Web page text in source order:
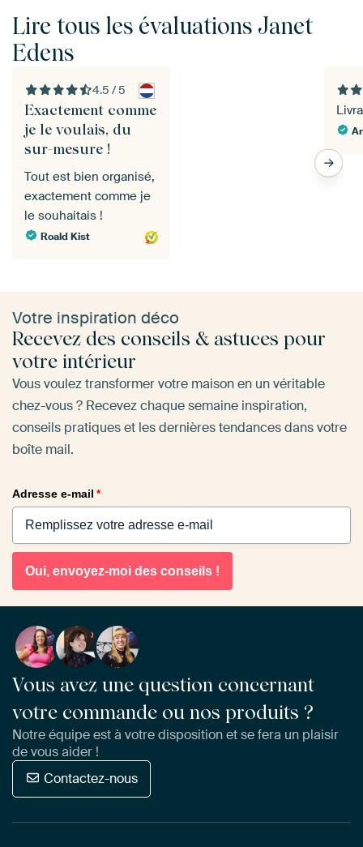
Lire tous les évaluations Janet
Edens
4.5 / 5
Exactement comme
je le voulais, du
sur-mesure !
Tout est bien organisé,
exactement comme je
le souhaitais !
Roald Kist
Votre inspiration déco
Recevez des conseils & astuces pour
votre intérieur
Vous voulez transformer votre maison en un véritable
chez-vous ? Recevez chaque semaine inspiration,
conseils pratiques et les dernières tendances dans votre
boîte mail.
Adresse e-mail *
Oui, envoyez-moi des conseils !
Vous avez une question concernant
votre commande ou nos produits ?
Notre équipe est à votre disposition et se fera un plaisir
de vous aider !
Contactez-nous